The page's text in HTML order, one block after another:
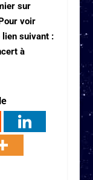
sur
voir
lien suivant :
à